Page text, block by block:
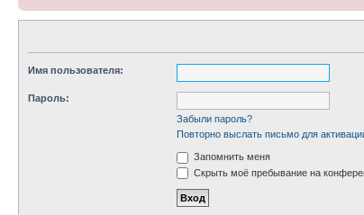
Имя пользователя:
Пароль:
Забыли пароль?
Повторно выслать письмо для
Запомнить меня
Скрыть моё пребывание на